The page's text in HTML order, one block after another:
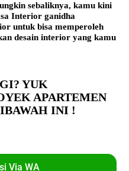
sebaliknya, kamu kini
Interior ganidha
untuk bisa memperoleh
desain interior yang kamu
YUK
APARTEMEN
INI !
Via WA